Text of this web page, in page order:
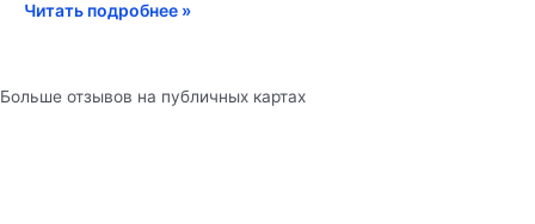
Читать подробнее »
Больше отзывов на публичных картах